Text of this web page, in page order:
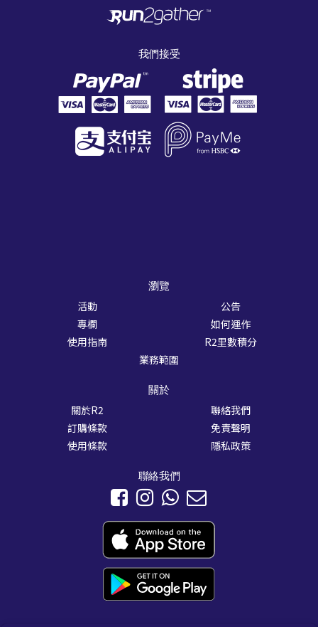
我們接受
瀏覽
活動
公告
專欄
如何運作
使用指南
R2里數積分
業務範圍
關於
關於R2
聯絡我們
訂購條款
免責聲明
使用條款
隱私政策
聯絡我們